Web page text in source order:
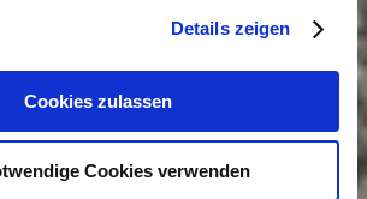
Details zeigen
Cookies zulassen
Cookies verwenden